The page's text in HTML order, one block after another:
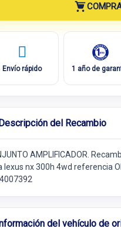
Envío rápido 1 año de
del Recambio
AMPLIFICADOR.
lexus nx 300h 4wd referencia
del vehículo de